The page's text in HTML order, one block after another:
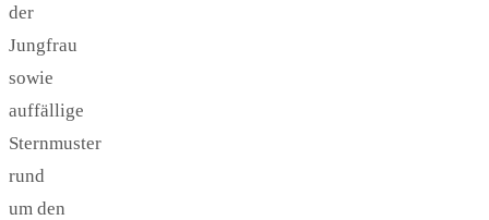
der
Jungfrau
sowie
auffällige
Sternmuster
rund
um den